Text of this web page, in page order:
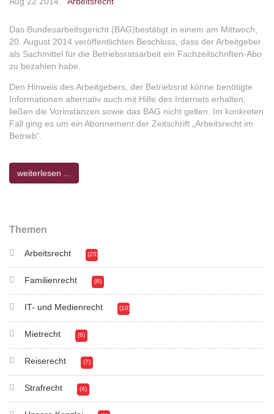
Das Bundesarbeitsgericht (BAG)bestätigt in einem am Mittwoch,
20. August 2014 veröffentlichten Beschluss, dass der Arbeitgeber
als Sachmittel für die Betriebsratsarbeit ein Fachzeitschriften-Abo
zu bezahlen habe.
Den Hinweis des Arbeitgebers, der Betriebsrat könne benötigte
Informationen alternativ auch mit Hilfe des Internets erhalten,
ließen die Vorinstanzen sowie das BAG nicht gelten. Im konkreten
Fall ging es um ein Abonnement der Zeitschrift „Arbeitsrecht im
Betrieb“.
weiterlesen ...
Themen
Arbeitsrecht (25)
Familienrecht (6)
IT- und Medienrecht (10)
Mietrecht (6)
Reiserecht (7)
Strafrecht (4)